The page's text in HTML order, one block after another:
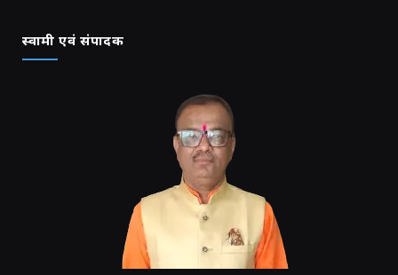
स्वामी एवं संपादक